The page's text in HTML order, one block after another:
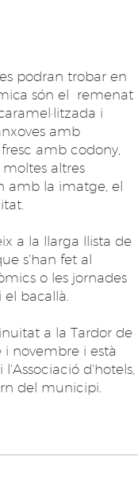
podran trobar en
són el remenat
i
amb
amb codony,
altres
amb la imatge, el
a la llarga llista de
s'han fet al
o les jornades
bacallà.
a la Tardor de
i novembre i està
d'hotels,
del municipi.